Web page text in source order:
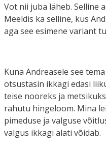
Vot nii juba läheb. Selline
Meeldis ka selline, kus
aga see esimene variant
Kuna Andreasele see
otsustasin ikkagi edasi
teise nooreks ja
rahutu hingeloom. Mina
pimeduse ja valguse
valgus ikkagi alati võidab.